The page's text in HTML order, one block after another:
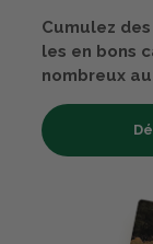
Cumulez
les en bons
nombreux